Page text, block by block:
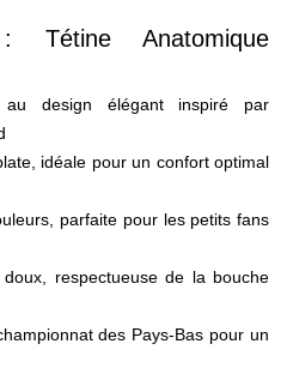
Tétine Anatomique
design élégant inspiré par
idéale pour un confort optimal
parfaite pour les petits fans
respectueuse de la bouche
des Pays-Bas pour un